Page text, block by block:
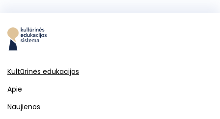
Kultūrinės edukacijos
Apie
Naujienos